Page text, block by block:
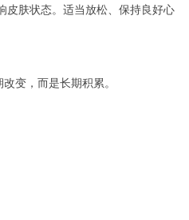
皮肤状态。适当放松、保持良好心
变，而是长期积累。